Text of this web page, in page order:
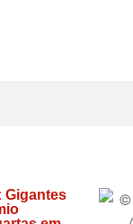
Gigantes